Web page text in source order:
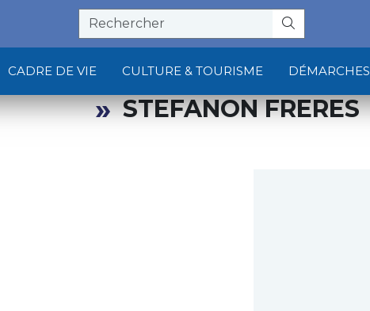
CADRE DE VIE CULTURE & TOURISME DÉMARCHES
STEFANON FRERES